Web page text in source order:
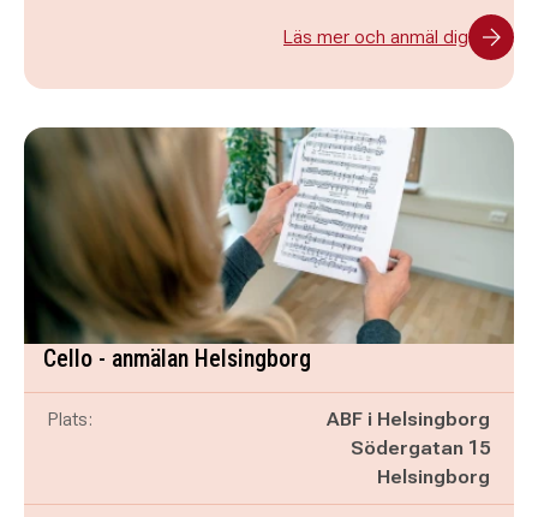
Läs mer och anmäl dig
Cello - anmälan Helsingborg
Plats:
ABF i Helsingborg
Södergatan 15
Helsingborg